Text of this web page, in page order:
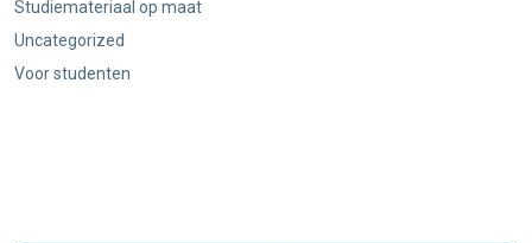
Studiemateriaal op maat
Uncategorized
Voor studenten